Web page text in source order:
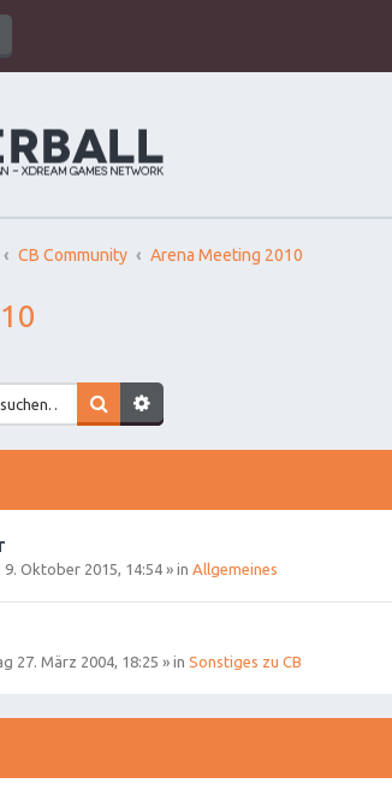
CB Community Arena Meeting 2010
Oktober 2015, 14:54 » in Allgemeines
27. März 2004, 18:25 » in Sonstiges zu CB